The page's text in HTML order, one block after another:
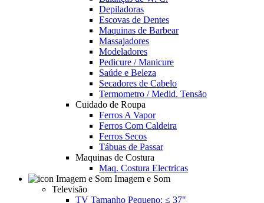
Depiladoras
Escovas de Dentes
Maquinas de Barbear
Massajadores
Modeladores
Pedicure / Manicure
Saúde e Beleza
Secadores de Cabelo
Termometro / Medid. Tensão
Cuidado de Roupa
Ferros A Vapor
Ferros Com Caldeira
Ferros Secos
Tábuas de Passar
Maquinas de Costura
Maq. Costura Electricas
Imagem e Som
Televisão
TV Tamanho Pequeno: ≤ 37"